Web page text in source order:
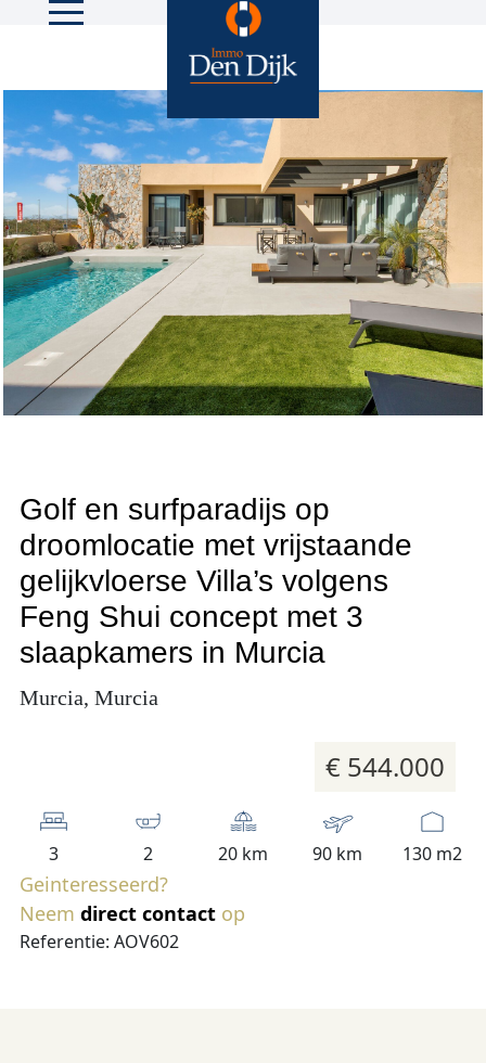
22 foto's
Golf en surfparadijs op
droomlocatie met vrijstaande
gelijkvloerse Villa’s volgens
Feng Shui concept met 3
slaapkamers in Murcia
Murcia, Murcia
€ 544.000
3 2 20 km 90 km 130 m2
Geinteresseerd?
Neem direct contact op
Referentie: AOV602